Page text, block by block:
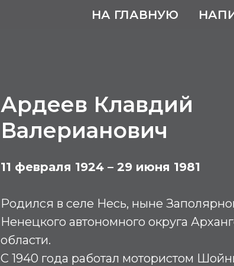
НА ГЛАВНУЮ
Ардеев Клавдий
Валерианович
11 февраля 1924 – 29 июня 1981
Родился в селе Несь, ныне
Ненецкого автономного округа
области.
С 1940 года работал мотористом